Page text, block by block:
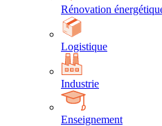
Rénovation
Logistique
Industrie
Enseignement